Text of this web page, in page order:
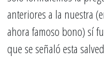
anteriores a la nuestra
ahora famoso bono) sí
que se señaló esta